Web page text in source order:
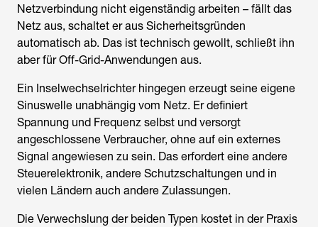
Netzverbindung nicht eigenständig arbeiten – fällt das
Netz aus, schaltet er aus Sicherheitsgründen
automatisch ab. Das ist technisch gewollt, schließt ihn
aber für Off-Grid-Anwendungen aus.
Ein Inselwechselrichter hingegen erzeugt seine eigene
Sinuswelle unabhängig vom Netz. Er definiert
Spannung und Frequenz selbst und versorgt
angeschlossene Verbraucher, ohne auf ein externes
Signal angewiesen zu sein. Das erfordert eine andere
Steuerelektronik, andere Schutzschaltungen und in
vielen Ländern auch andere Zulassungen.
Die Verwechslung der beiden Typen kostet in der Praxis